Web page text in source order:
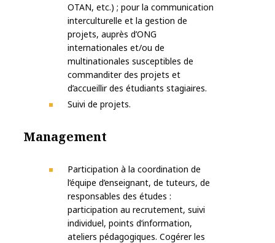
OTAN, etc.) ; pour la communication
interculturelle et la gestion de
projets, auprès d’ONG
internationales et/ou de
multinationales susceptibles de
commanditer des projets et
d’accueillir des étudiants stagiaires.
Suivi de projets.
Management
Participation à la coordination de
l’équipe d’enseignant, de tuteurs, de
responsables des études :
participation au recrutement, suivi
individuel, points d’information,
ateliers pédagogiques. Cogérer les